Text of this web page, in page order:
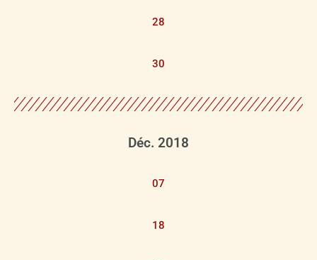
28
30
Déc. 2018
07
18